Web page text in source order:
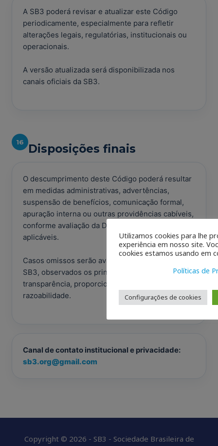
A SB3 poderá revisar e atualizar este Código
periodicamente, especialmente para refletir
alterações legais, regulatórias, institucionais ou
operacionais.
A versão atualizada será disponibilizada nos
canais oficiais da SB3.
16 Disposições finais
O descumprimento deste Código poderá resultar
em medidas administrativas, advertências,
suspensão de benefícios, comunicação formal,
apuração interna ou outras providências cabíveis,
conforme avaliação da Diretoria e das normas
aplicáveis.
Casos omissos serão avaliados pela Diretoria da
SB3, observados os princípios de ética,
transparência, proporcionalidade, ampla defesa e
razoabilidade.
Canal de contato institucional e privacidade:
sb3.org@gmail.com
Copyright © 2026 - SB3 - Sociedade Brasileira de
Utilizamos cookies para lhe
experiência em nosso site.
cookies estamos usando em
Políticas de
Configurações de cookies